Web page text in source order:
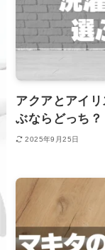
アクアとアイ
ぶならどっち？
2025年9月25日